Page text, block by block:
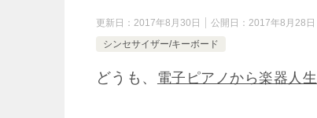
更新日： 2017年8月30日 公開日： 2017年8月28日
シンセサイザー/キーボード
どうも、 電子ピアノから楽器人